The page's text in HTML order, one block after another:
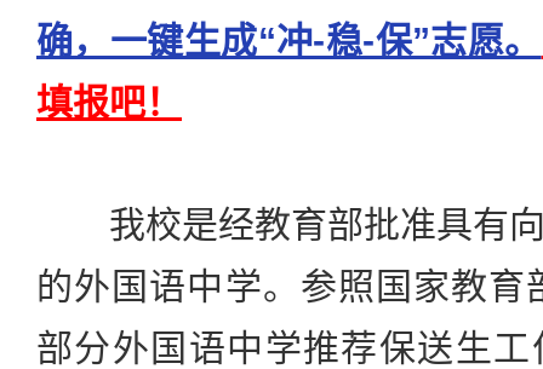
确，一键生成“冲-稳-保”志愿。
填报吧！
我校是经教育部批准具有向
的外国语中学。参照国家教育
部分外国语中学推荐保送生